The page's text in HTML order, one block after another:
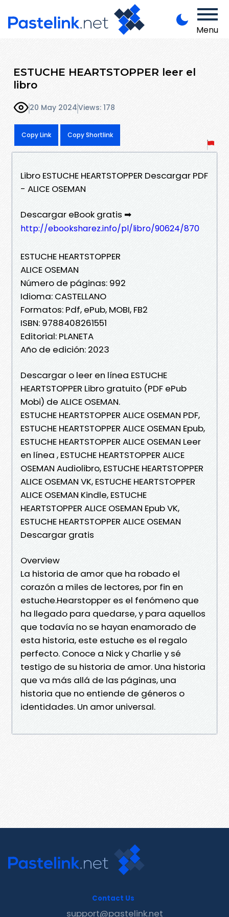
Menu
ESTUCHE HEARTSTOPPER leer el
libro
20 May 2024Views: 178
Copy Link Copy Shortlink
Libro ESTUCHE HEARTSTOPPER Descargar PDF
- ALICE OSEMAN
Descargar eBook gratis ➡
http://ebooksharez.info/pl/libro/90624/870
ESTUCHE HEARTSTOPPER
ALICE OSEMAN
Número de páginas: 992
Idioma: CASTELLANO
Formatos: Pdf, ePub, MOBI, FB2
ISBN: 9788408261551
Editorial: PLANETA
Año de edición: 2023
Descargar o leer en línea ESTUCHE
HEARTSTOPPER Libro gratuito (PDF ePub
Mobi) de ALICE OSEMAN.
ESTUCHE HEARTSTOPPER ALICE OSEMAN PDF,
ESTUCHE HEARTSTOPPER ALICE OSEMAN Epub,
ESTUCHE HEARTSTOPPER ALICE OSEMAN Leer
en línea , ESTUCHE HEARTSTOPPER ALICE
OSEMAN Audiolibro, ESTUCHE HEARTSTOPPER
ALICE OSEMAN VK, ESTUCHE HEARTSTOPPER
ALICE OSEMAN Kindle, ESTUCHE
HEARTSTOPPER ALICE OSEMAN Epub VK,
ESTUCHE HEARTSTOPPER ALICE OSEMAN
Descargar gratis
Overview
La historia de amor que ha robado el
corazón a miles de lectores, por fin en
estuche.Hearstopper es el fenómeno que
ha llegado para quedarse, y para aquellos
que todavía no se hayan enamorado de
esta historia, este estuche es el regalo
perfecto. Conoce a Nick y Charlie y sé
testigo de su historia de amor. Una historia
que va más allá de las páginas, una
historia que no entiende de géneros o
identidades. Un amor universal.
Contact Us
support@pastelink.net